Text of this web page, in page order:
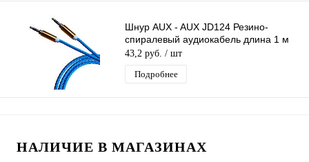
Шнур AUX - AUX JD124 Резино-
спиралевый аудиокабель длина 1 м
43,2 руб. / шт
Подробнее
НАЛИЧИЕ В МАГАЗИНАХ